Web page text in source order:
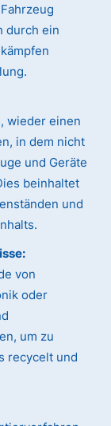
durch ein
wieder einen
in dem nicht
und Geräte
beinhaltet
und
von
oder
um zu
recycelt und